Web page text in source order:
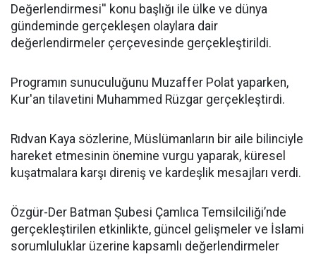
Değerlendirmesi'' konu başlığı ile ülke ve dünya
gündeminde gerçekleşen olaylara dair
değerlendirmeler çerçevesinde gerçekleştirildi.
Programın sunuculuğunu Muzaffer Polat yaparken,
Kur'an tilavetini Muhammed Rüzgar gerçekleştirdi.
Rıdvan Kaya sözlerine, Müslümanların bir aile bilinciyle
hareket etmesinin önemine vurgu yaparak, küresel
kuşatmalara karşı direniş ve kardeşlik mesajları verdi.
Özgür-Der Batman Şubesi Çamlıca Temsilciliği’nde
gerçekleştirilen etkinlikte, güncel gelişmeler ve İslami
sorumluluklar üzerine kapsamlı değerlendirmeler